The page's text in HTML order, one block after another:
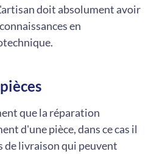
doit absolument avoir
en
que la réparation
d'une pièce, dans ce cas il
de livraison qui peuvent